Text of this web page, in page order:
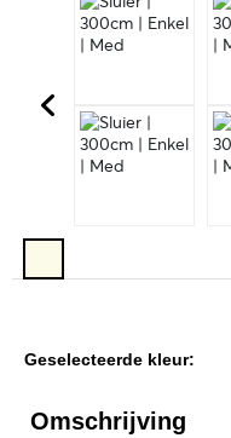
Geselecteerde kleur:
Omschrijving